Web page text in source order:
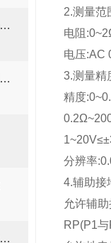
SX-6416钳形接地电阻测试仪现场测试应用
SX-3100工频接地电阻的测量范围及测量方法
SX-3100接地电阻测试仪如何进行接地故障回路阻抗测试？
2.测量范
电阻
电压:AC
3.测量精
精度
分辨率
4.辅助接
允许辅
RP(P1